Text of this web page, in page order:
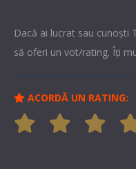
Dacă ai lucrat sau cunoşti
să oferi un vot/rating. Îți
ACORDĂ UN RATING: